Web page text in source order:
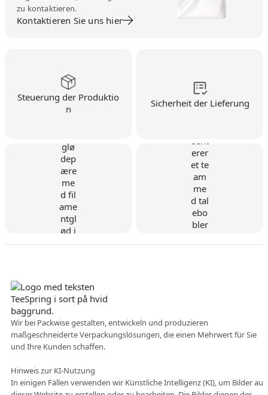
zu kontaktieren.
Kontaktieren Sie uns hier
Steuerung der Produktio
n
Sicherheit der Lieferung
Wir bei Packwise gestalten, entwickeln und produzieren
maßgeschneiderte Verpackungslösungen, die einen Mehrwert für Sie
und Ihre Kunden schaffen.
Hinweis zur KI-Nutzung
In einigen Fällen verwenden wir Künstliche Intelligenz (KI), um Bilder auf